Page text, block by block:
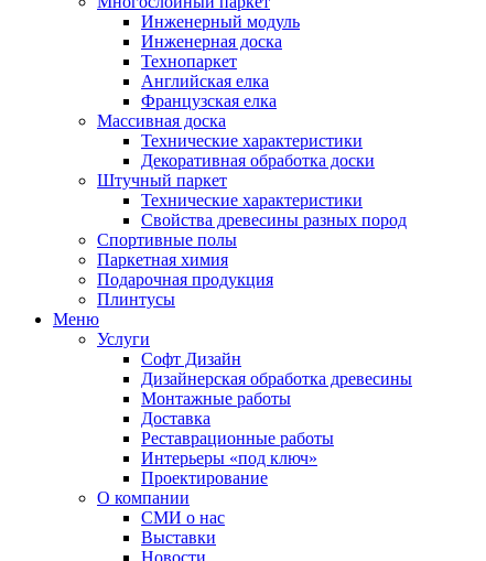
Инженерный модуль
Инженерная доска
Технопаркет
Английская елка
Французская елка
Массивная доска
Технические характеристики
Декоративная обработка доски
Штучный паркет
Технические характеристики
Свойства древесины разных пород
Спортивные полы
Паркетная химия
Подарочная продукция
Плинтусы
Меню
Услуги
Софт Дизайн
Дизайнерская обработка древесины
Монтажные работы
Доставка
Реставрационные работы
Интерьеры «под ключ»
Проектирование
О компании
СМИ о нас
Выставки
Новости